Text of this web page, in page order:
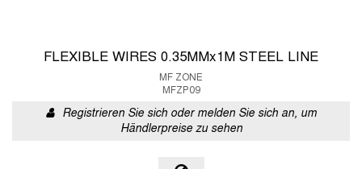
FLEXIBLE WIRES 0.35MMx1M STEEL LINE
MF ZONE
MFZP09
Registrieren Sie sich oder melden Sie sich an, um
Händlerpreise zu sehen